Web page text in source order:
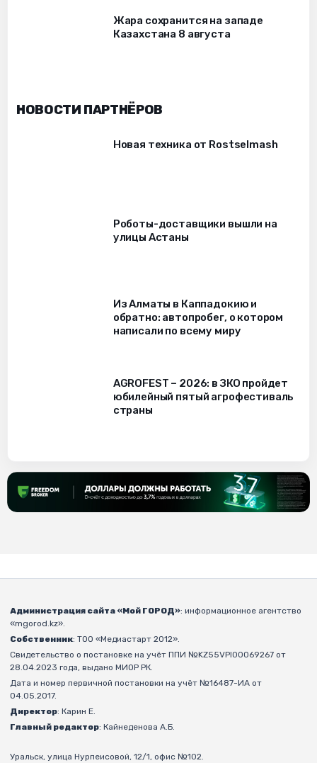
Жара сохранится на западе
Казахстана 8 августа
НОВОСТИ ПАРТНЁРОВ
Новая техника от Rostselmash
Роботы-доставщики вышли на
улицы Астаны
Из Алматы в Каппадокию и
обратно: автопробег, о котором
написали по всему миру
AGROFEST – 2026: в ЗКО пройдет
юбилейный пятый агрофестиваль
страны
Администрация сайта «Мой ГОРОД»: информационное агентство
«mgorod.kz».
Собственник: ТОО «Медиастарт 2012».
Свидетельство о постановке на учёт ППИ №KZ55VPI00069267 от
28.04.2023 года, выдано МИОР РК.
Дата и номер первичной постановки на учёт №16487-ИА от
04.05.2017.
Директор: Карин Е.
Главный редактор: Кайнеденова А.Б.
Уральск, улица Нурпеисовой, 12/1, офис №102.